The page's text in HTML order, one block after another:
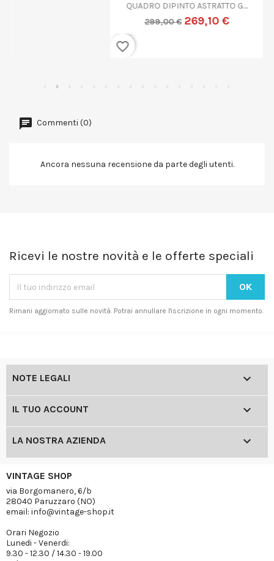
QUADRO DIPINTO ASTRATTO G....
269,10 €
Commenti (0)
Ancora nessuna recensione da parte degli utenti.
Ricevi le nostre novità e le offerte speciali
Rimani aggiornato sulle novità. Potrai annullare l'iscrizione in ogni momento.
NOTE LEGALI 
IL TUO ACCOUNT 
LA NOSTRA AZIENDA 
VINTAGE SHOP
via Borgomanero, 6/b
28040 Paruzzaro (NO)
email: info@vintage-shop.it
Orari Negozio
Lunedi - Venerdi:
9.30 - 12.30 / 14.30 - 19.00